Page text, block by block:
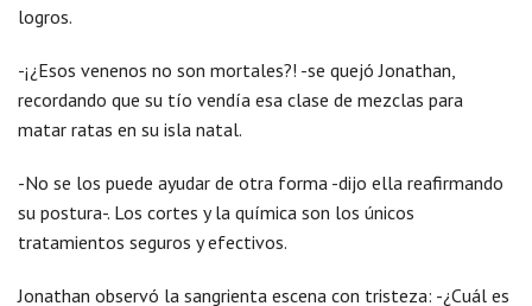
logros.
-¡¿Esos venenos no son mortales?! -se quejó Jonathan,
recordando que su tío vendía esa clase de mezclas para
matar ratas en su isla natal.
-No se los puede ayudar de otra forma -dijo ella reafirmando
su postura-. Los cortes y la química son los únicos
tratamientos seguros y efectivos.
Jonathan observó la sangrienta escena con tristeza: -¿Cuál es